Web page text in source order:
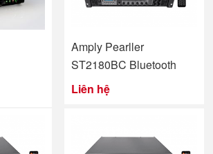
Amply Pearller
ST2180BC Bluetooth
Liên hệ